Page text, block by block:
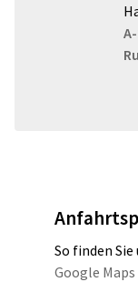
So finden Sie
Google Maps